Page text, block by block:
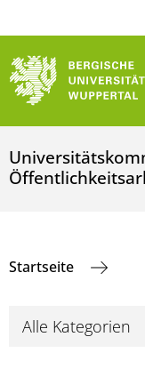
Startseite